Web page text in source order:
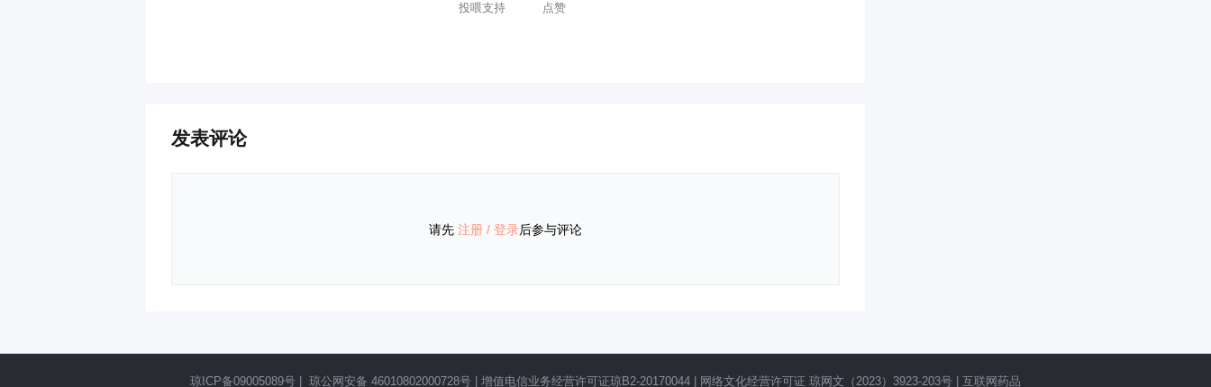
投喂支持 点赞
发表评论
请先 注册 / 登录后参与评论
琼ICP备09005089号 琼公网安备 46010802000728号 增值电信业务经营许可证琼B2-20170044 网络文化经营许可证 琼网文（2023）3923-203号 互联网药品